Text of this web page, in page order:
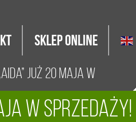
Sklep Online
już 20 maja w
w sprzedaży!